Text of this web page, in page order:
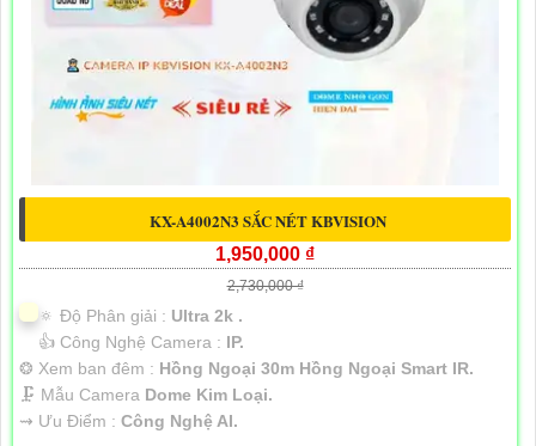
KX-A4002N3 SẮC NÉT KBVISION
1,950,000 ₫
2,730,000 ₫
🔅 Độ Phân giải : Ultra 2k .
👍 Công Nghệ Camera : IP.
❂ Xem ban đêm : Hồng Ngoại 30m Hồng Ngoại Smart IR.
🗜️ Mẫu Camera Dome Kim Loại.
️⇝ Ưu Điểm : Công Nghệ AI.